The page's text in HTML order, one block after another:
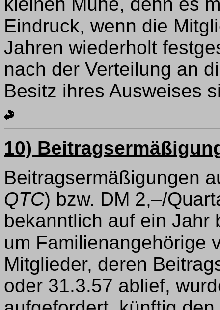
Eindruck, wenn die
Jahren wiederholt
nach der Verteilung an
Besitz ihres Ausweises
10)
Beitragsermäßigungen
QTC) bzw. DM 2,–/
bekanntlich auf ein Jahr
um Familienangehörige
Mitglieder, deren
oder 31.3.57 ablief,